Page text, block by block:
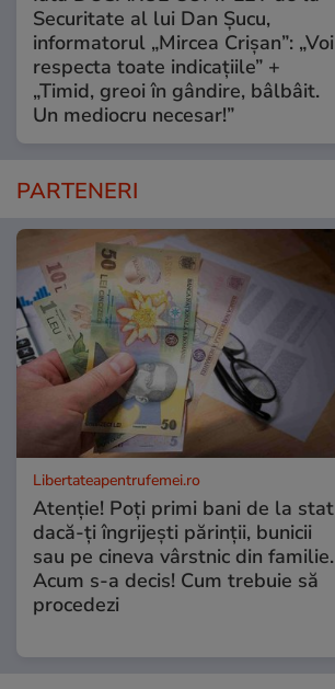
Securitate al lui Dan Șucu,
informatorul „Mircea Crișan”: „Voi
respecta toate indicațiile” +
„Timid, greoi în gândire, bâlbâit.
Un mediocru necesar!”
PARTENERI
Libertateapentrufemei.ro
Atenție! Poți primi bani de la stat
dacă-ți îngrijești părinții, bunicii
sau pe cineva vârstnic din familie.
Acum s-a decis! Cum trebuie să
procedezi